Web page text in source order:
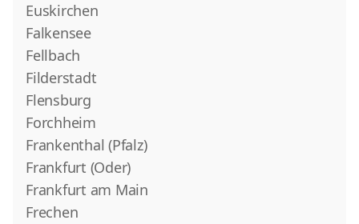
Euskirchen
Falkensee
Fellbach
Filderstadt
Flensburg
Forchheim
Frankenthal (Pfalz)
Frankfurt (Oder)
Frankfurt am Main
Frechen